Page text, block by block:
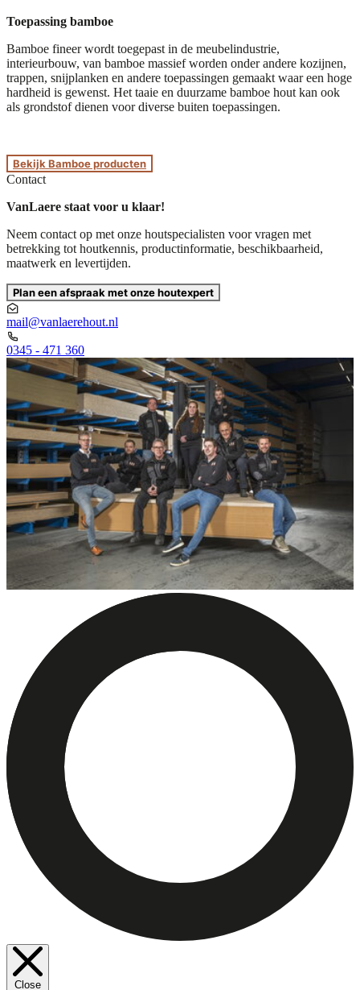
Toepassing bamboe
Bamboe fineer wordt toegepast in de meubelindustrie,
interieurbouw, van bamboe massief worden onder andere kozijnen,
trappen, snijplanken en andere toepassingen gemaakt waar een hoge
hardheid is gewenst. Het taaie en duurzame bamboe hout kan ook
als grondstof dienen voor diverse buiten toepassingen.
Bekijk Bamboe producten
Contact
VanLaere staat voor u klaar!
Neem contact op met onze houtspecialisten voor vragen met
betrekking tot houtkennis, productinformatie, beschikbaarheid,
maatwerk en levertijden.
Plan een afspraak met onze houtexpert
mail@vanlaerehout.nl
0345 - 471 360
Close